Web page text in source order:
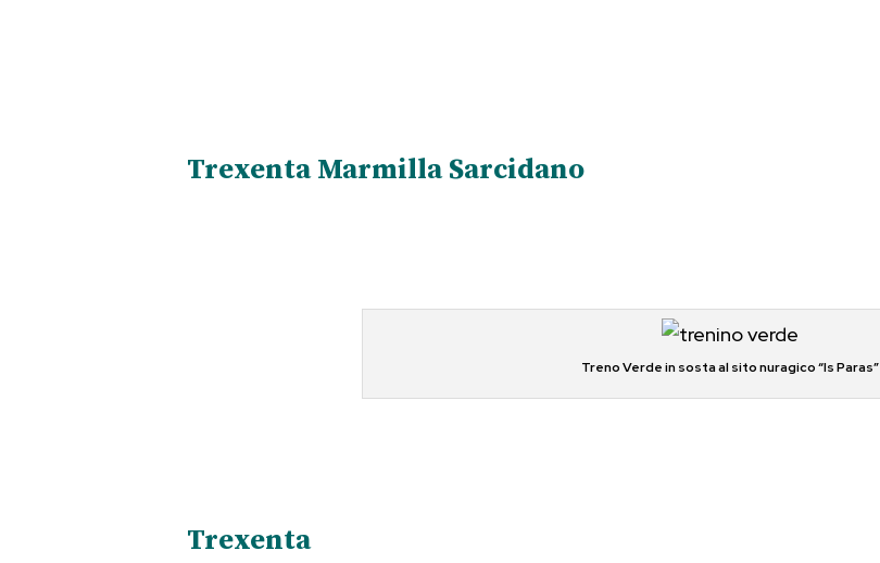
Trexenta Marmilla Sarcidano
Treno Verde in sosta al sito nuragico “Is Paras”
Trexenta